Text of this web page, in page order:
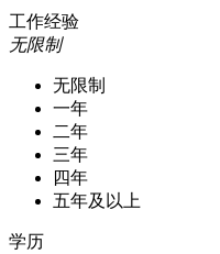
工作经验
无限制
无限制
一年
二年
三年
四年
五年及以上
学历